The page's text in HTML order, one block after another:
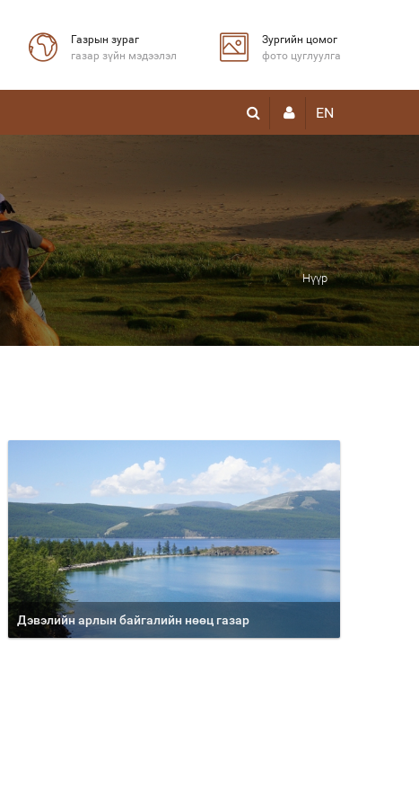
Газрын зураг
газар зүйн мэдээлэл
Зургийн цомог
фото цуглуулга
EN
Нүүр
Дэвэлийн арлын байгалийн нөөц газар